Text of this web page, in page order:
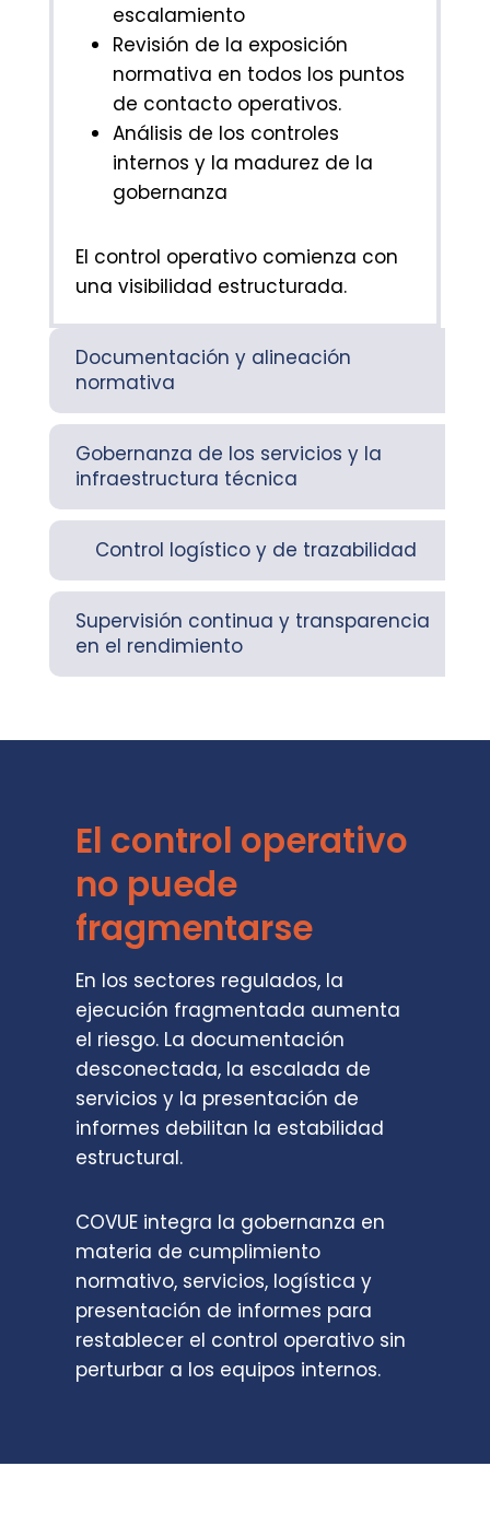
escalamiento
Revisión de la exposición
normativa en todos los puntos
de contacto operativos.
Análisis de los controles
internos y la madurez de la
gobernanza
El control operativo comienza con
una visibilidad estructurada.
Documentación y alineación
normativa
Gobernanza de los servicios y la
infraestructura técnica
Control logístico y de trazabilidad
Supervisión continua y transparencia
en el rendimiento
El control operativo
no puede
fragmentarse
En los sectores regulados, la
ejecución fragmentada aumenta
el riesgo. La documentación
desconectada, la escalada de
servicios y la presentación de
informes debilitan la estabilidad
estructural.
COVUE integra la gobernanza en
materia de cumplimiento
normativo, servicios, logística y
presentación de informes para
restablecer el control operativo sin
perturbar a los equipos internos.